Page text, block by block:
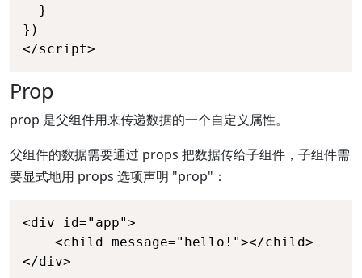
  }
})
</script>
Prop
prop 是父组件用来传递数据的一个自定义属性。
父组件的数据需要通过 props 把数据传给子组件，子组件需
要显式地用 props 选项声明 "prop"：
<div id="app">
    <child message="hello!"></child>
</div>